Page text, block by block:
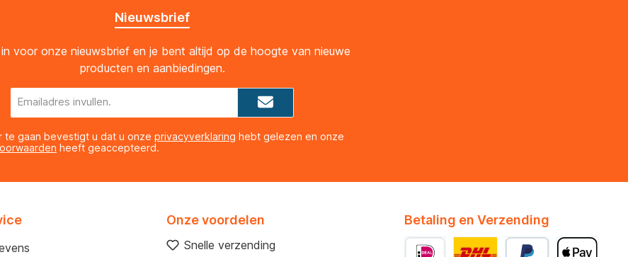
Nieuwsbrief
voor onze nieuwsbrief en je bent altijd op de hoogte van nieuwe
producten en aanbiedingen.
te gaan bevestigt u dat u onze privacyverklaring hebt gelezen en onze
heeft geaccepteerd.
Onze voordelen
Snelle verzending
Betaling en Verzending